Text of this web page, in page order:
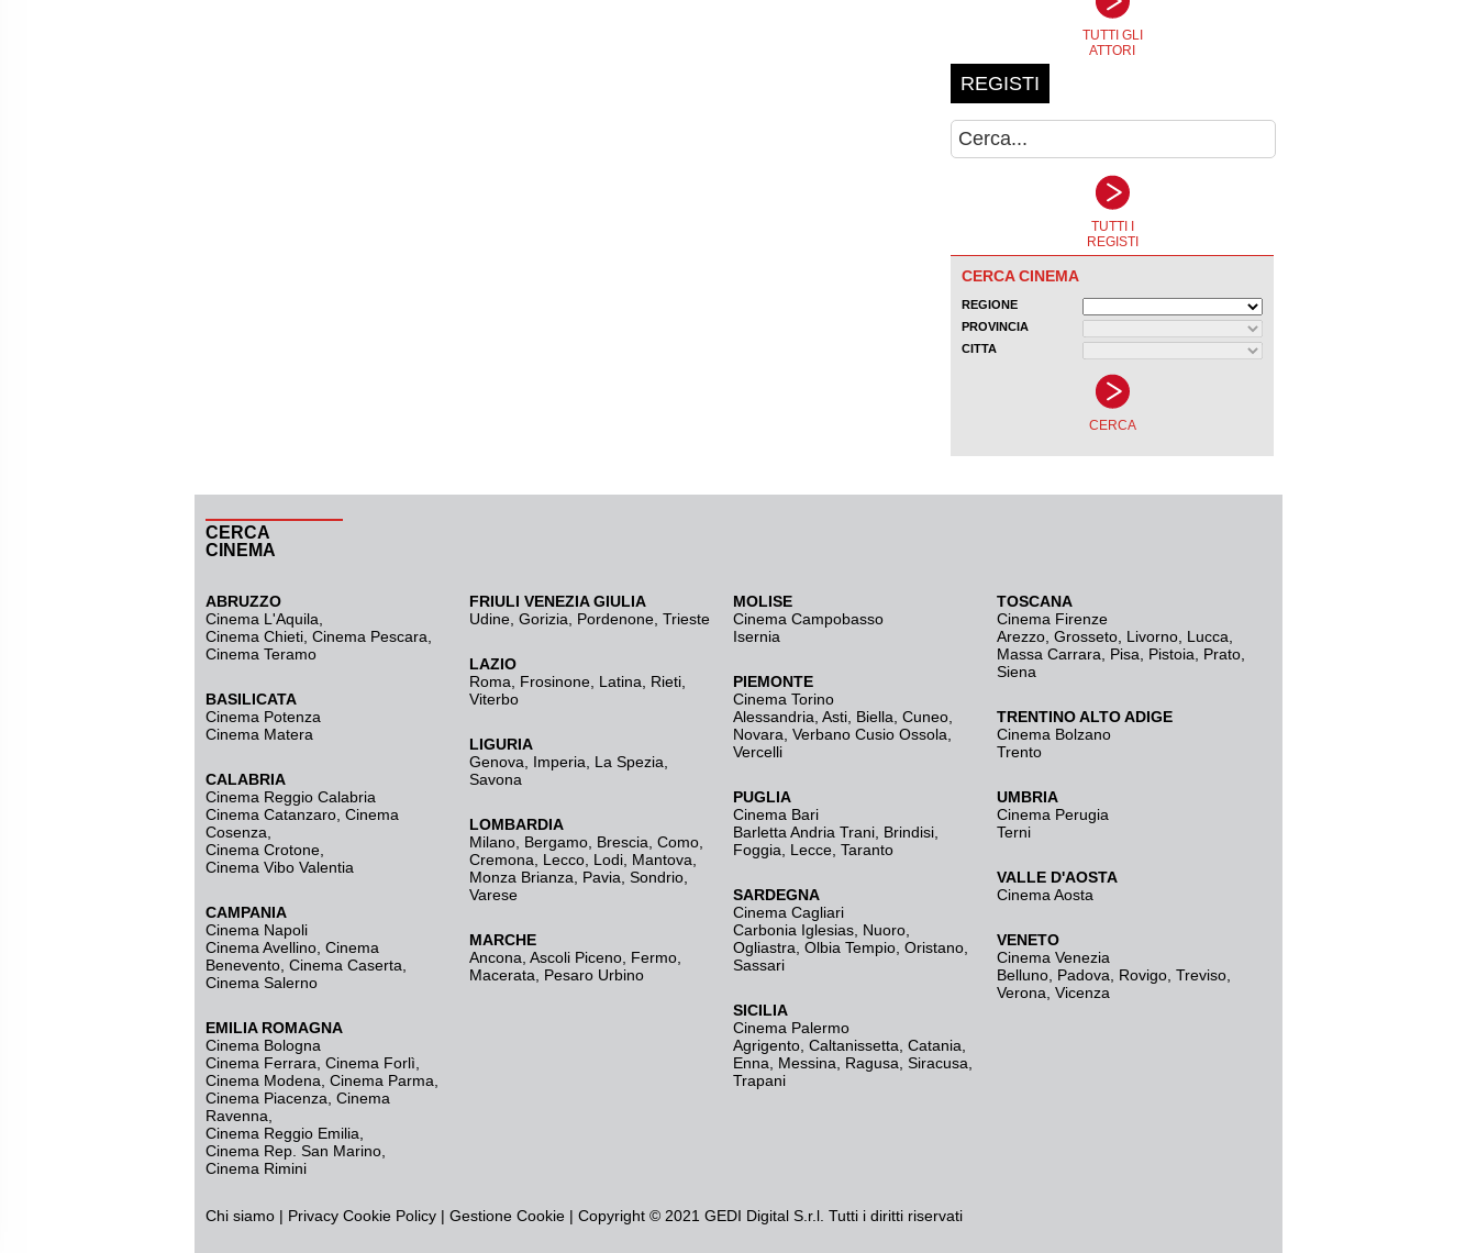
CERCA
CINEMA
ABRUZZO
Cinema L'Aquila
Cinema Chieti, Cinema Pescara,
Cinema Teramo
BASILICATA
Cinema Potenza
Cinema Matera
CALABRIA
Cinema Reggio Calabria
Cinema Catanzaro Cinema
Cosenza
Cinema Crotone
Cinema Vibo Valentia
CAMPANIA
Cinema Napoli
Cinema Avellino Cinema
Benevento Cinema Caserta
Cinema Salerno
EMILIA ROMAGNA
Cinema Bologna
Cinema Ferrara Cinema Forlì
Cinema Modena Cinema Parma
Cinema Piacenza Cinema
Ravenna
Cinema Reggio Emilia
Cinema Rep. San Marino
Cinema Rimini
FRIULI VENEZIA GIULIA
Udine Gorizia Pordenone Trieste
LAZIO
Roma
Frosinone Latina Rieti
Viterbo
LIGURIA
Genova
Imperia La Spezia
Savona
LOMBARDIA
Milano Bergamo Brescia, Como
Cremona
Lecco Lodi Mantova
Monza Brianza
Pavia Sondrio
Varese
MARCHE
Ancona Ascoli Piceno Fermo
Macerata
Pesaro Urbino
MOLISE
Cinema Campobasso
Isernia
PIEMONTE
Cinema Torino
Alessandria Asti Biella Cuneo
Novara Verbano Cusio Ossola
Vercelli
PUGLIA
Cinema Bari
Barletta Andria Trani Brindisi
Foggia
Lecce Taranto
SARDEGNA
Cinema Cagliari
Carbonia Iglesias Nuoro
Ogliastra Olbia Tempio Oristano
Sassari
SICILIA
Cinema Palermo
Agrigento Caltanissetta Catania
Enna
Messina Ragusa Siracusa
Trapani
TOSCANA
Cinema Firenze
Arezzo Grosseto Livorno Lucca
Massa Carrara
Pisa Pistoia Prato
Siena
TRENTINO ALTO ADIGE
Cinema Bolzano
Trento
UMBRIA
Cinema Perugia
Terni
VALLE D'AOSTA
Cinema Aosta
VENETO
Cinema Venezia
Belluno Padova Rovigo Treviso
Verona Vicenza
Chi siamo | Privacy Cookie Policy | Gestione Cookie | Copyright © 2021 GEDI Digital S.r.l. Tutti i diritti riservati